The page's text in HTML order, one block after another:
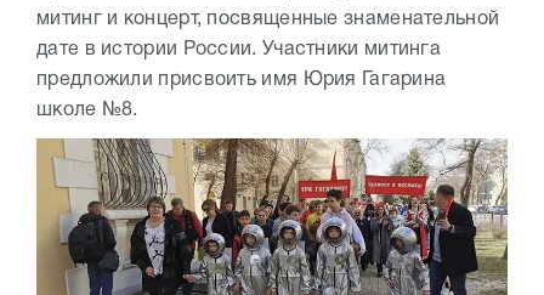
митинг и концерт, посвященные знаменательной
дате в истории России. Участники митинга
предложили присвоить имя Юрия Гагарина
школе №8.